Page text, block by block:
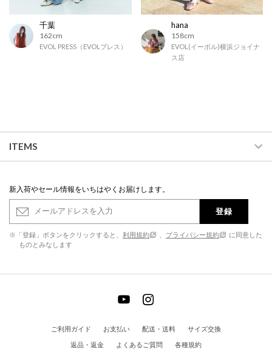
千葉
162cm
EVOL PRESS（EVOLプレス）
hana
158cm
EVOL(イーボル)横浜ジョイナ
ス店
ITEMS
新入荷やセール情報をいちはやくお届けします。
登録
※「登録」ボタンをクリックすると、 利用規約 プライバシー規約
に同意した
ものとみなします
ご利用ガイド お支払い 配送・送料
サイズ交換
返品・返金
よくあるご質問 各種規約